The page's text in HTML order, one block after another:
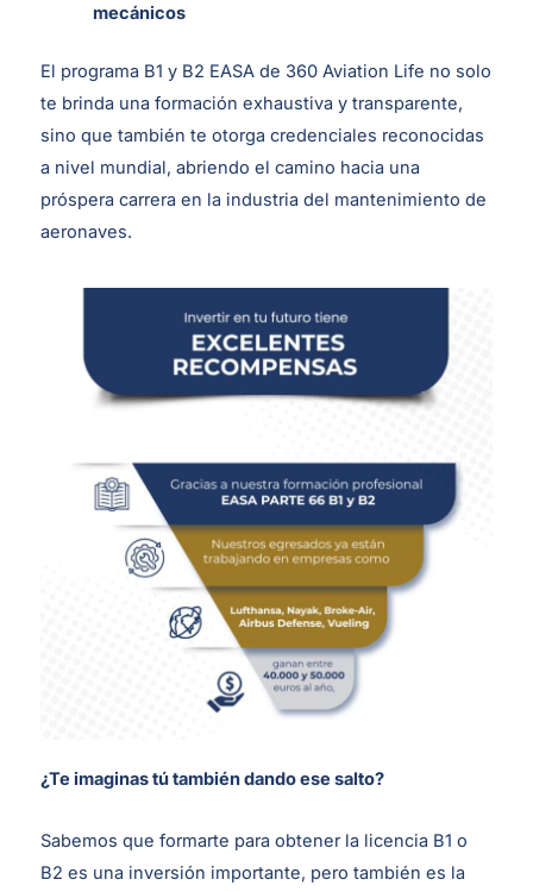
mecánicos
El programa B1 y B2 EASA de 360 Aviation Life no solo
te brinda una formación exhaustiva y transparente,
sino que también te otorga credenciales reconocidas
a nivel mundial, abriendo el camino hacia una
próspera carrera en la industria del mantenimiento de
aeronaves.
¿Te imaginas tú también dando ese salto?
Sabemos que formarte para obtener la licencia B1 o
B2 es una inversión importante, pero también es la